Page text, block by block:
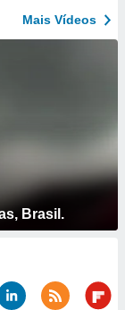
Mais Vídeos
Brasil.